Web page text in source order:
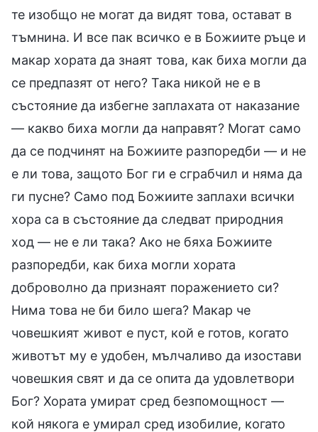
те изобщо не могат да видят това, остават в
тъмнина. И все пак всичко е в Божиите ръце и
макар хората да знаят това, как биха могли да
се предпазят от него? Така никой не е в
състояние да избегне заплахата от наказание
— какво биха могли да направят? Могат само
да се подчинят на Божиите разпоредби — и не
е ли това, защото Бог ги е сграбчил и няма да
ги пусне? Само под Божиите заплахи всички
хора са в състояние да следват природния
ход — не е ли така? Ако не бяха Божиите
разпоредби, как биха могли хората
доброволно да признаят поражението си?
Нима това не би било шега? Макар че
човешкият живот е пуст, кой е готов, когато
животът му е удобен, мълчаливо да изостави
човешкия свят и да се опита да удовлетвори
Бог? Хората умират сред безпомощност —
кой някога е умирал сред изобилие, когато